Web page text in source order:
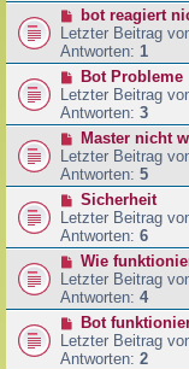
bot reagiert
Letzter Beitrag
Antworten: 1
Bot Probleme
Letzter Beitrag
Antworten: 3
Master nicht
Letzter Beitrag
Antworten: 5
Sicherheit
Letzter Beitrag
Antworten: 6
Wie
Letzter Beitrag
Antworten: 4
Bot
Letzter Beitrag
Antworten: 2